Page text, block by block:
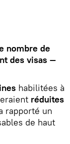
nombre de
des visas —
habilitées à
réduites
rapporté un
de haut